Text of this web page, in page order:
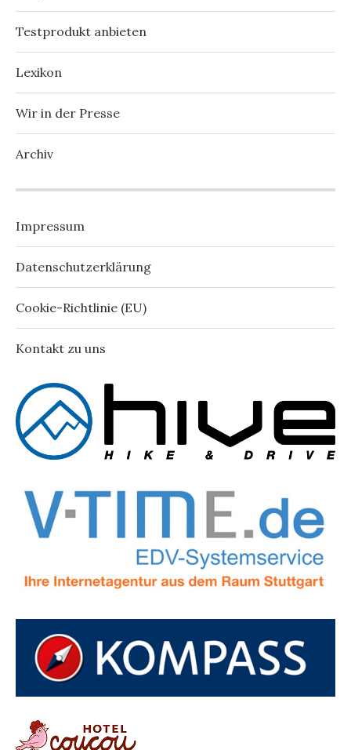
Testprodukt anbieten
Lexikon
Wir in der Presse
Archiv
Impressum
Datenschutzerklärung
Cookie-Richtlinie (EU)
Kontakt zu uns